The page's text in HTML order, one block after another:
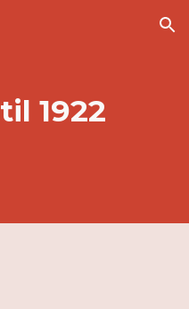
Skip to navigation
1922